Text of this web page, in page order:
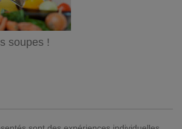
soupes !